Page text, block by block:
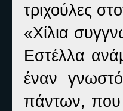
τριχούλες
«Χίλια
Εστέλλα
έναν
πάντων, που